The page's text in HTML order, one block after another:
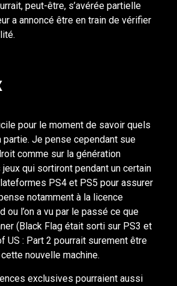
peut-être, s’avérée partielle
a annoncé être en train de vérifier
pour le moment de savoir quels
partie. Je pense cependant sue
comme sur la génération
qui sortiront pendant un certain
PS4 et PS5 pour assurer
notamment à la licence
ou l’on a vu par le passé ce que
(Black Flag était sorti sur PS3 et
US : Part 2 pourrait surement être
nouvelle machine.
exclusives pourraient aussi